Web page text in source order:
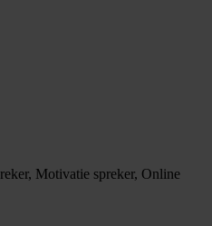
Motivatie spreker, Online